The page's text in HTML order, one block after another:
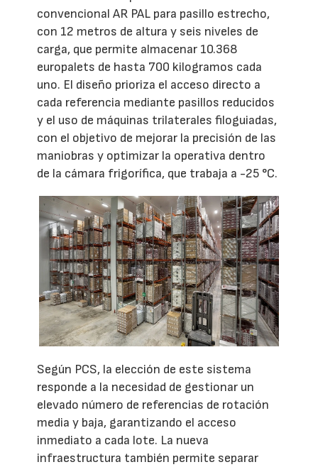
convencional AR PAL para pasillo estrecho,
con 12 metros de altura y seis niveles de
carga, que permite almacenar 10.368
europalets de hasta 700 kilogramos cada
uno. El diseño prioriza el acceso directo a
cada referencia mediante pasillos reducidos
y el uso de máquinas trilaterales filoguiadas,
con el objetivo de mejorar la precisión de las
maniobras y optimizar la operativa dentro
de la cámara frigorífica, que trabaja a -25 °C.
Según PCS, la elección de este sistema
responde a la necesidad de gestionar un
elevado número de referencias de rotación
media y baja, garantizando el acceso
inmediato a cada lote. La nueva
infraestructura también permite separar